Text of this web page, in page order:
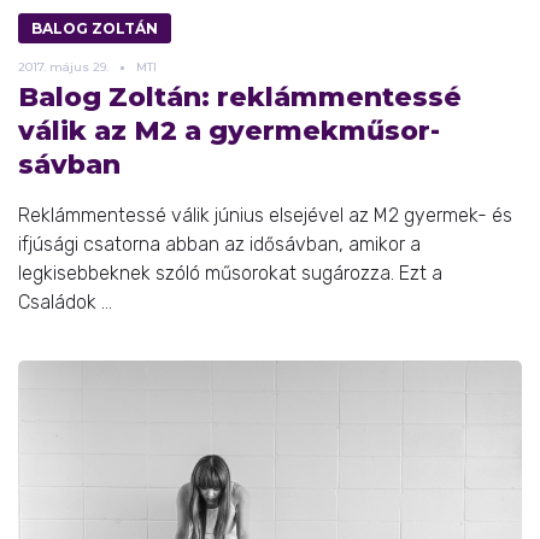
BALOG ZOLTÁN
2017. május 29. MTI
Balog Zoltán: reklámmentessé
válik az M2 a gyermekműsor-
sávban
Reklámmentessé válik június elsejével az M2 gyermek- és
ifjúsági csatorna abban az idősávban, amikor a
legkisebbeknek szóló műsorokat sugározza. Ezt a
Családok ...